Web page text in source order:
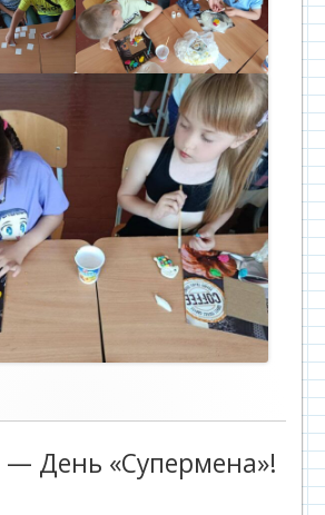
День «Супермена»!